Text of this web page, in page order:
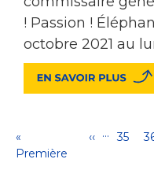
! Passion !
octobre 2021 au
Pagination
Première
page
«
Première
Page
‹‹ … Page
35